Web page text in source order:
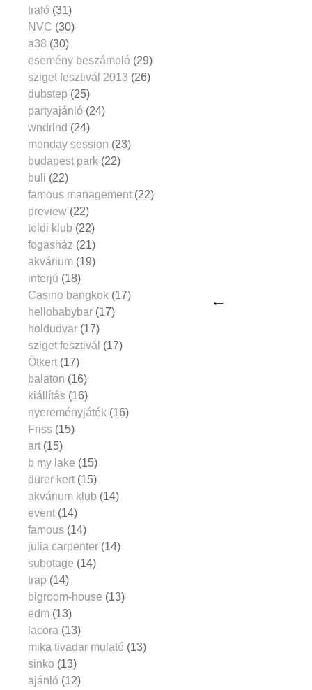
trafó (31)
NVC (30)
a38 (30)
esemény beszámoló (29)
sziget fesztivál 2013 (26)
dubstep (25)
partyajánló (24)
wndrlnd (24)
monday session (23)
budapest park (22)
buli (22)
famous management (22)
preview (22)
toldi klub (22)
fogasház (21)
akvárium (19)
interjú (18)
Casino bangkok (17)
hellobabybar (17)
holdudvar (17)
sziget fesztivál (17)
Ötkert (17)
balaton (16)
kiállítás (16)
nyereményjáték (16)
Friss (15)
art (15)
b my lake (15)
dürer kert (15)
akvárium klub (14)
event (14)
famous (14)
julia carpenter (14)
subotage (14)
trap (14)
bigroom-house (13)
edm (13)
lacora (13)
mika tivadar mulató (13)
sinko (13)
ajánló (12)